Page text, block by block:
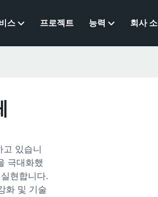
스 프로젝트 능력 회사
있습니
극대화했
현합니다.
화 및 기술